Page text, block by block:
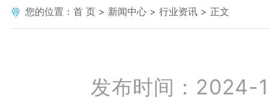
您的位置： 首 页 新闻中心 行业资讯 正文
发布时间：